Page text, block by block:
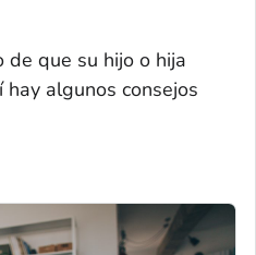
de que su hijo o hija
hay algunos consejos